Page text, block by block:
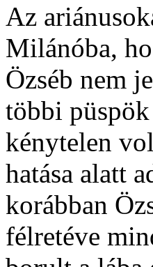
Az
Milánóba,
Özséb nem
többi püspök
kénytelen
hatása alatt
korábban
félretéve